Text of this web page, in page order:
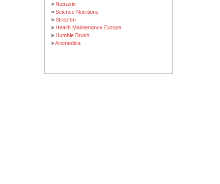
» Nutraxin
» Science Nutritions
» Strepfen
» Health Maintenance Europe
» Humble Brush
»Aromedica